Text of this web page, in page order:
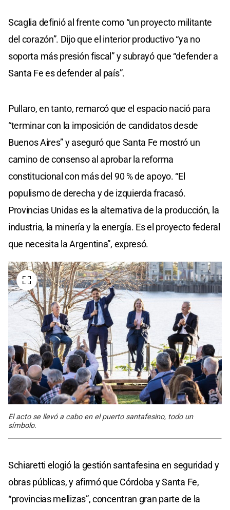
Scaglia definió al frente como “un proyecto militante
del corazón”. Dijo que el interior productivo “ya no
soporta más presión fiscal” y subrayó que “defender a
Santa Fe es defender al país”.
Pullaro, en tanto, remarcó que el espacio nació para
“terminar con la imposición de candidatos desde
Buenos Aires” y aseguró que Santa Fe mostró un
camino de consenso al aprobar la reforma
constitucional con más del 90 % de apoyo. “El
populismo de derecha y de izquierda fracasó.
Provincias Unidas es la alternativa de la producción, la
industria, la minería y la energía. Es el proyecto federal
que necesita la Argentina”, expresó.
El acto se llevó a cabo en el puerto santafesino, todo un
símbolo.
Schiaretti elogió la gestión santafesina en seguridad y
obras públicas, y afirmó que Córdoba y Santa Fe,
“provincias mellizas”, concentran gran parte de la